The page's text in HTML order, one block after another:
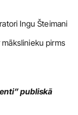
Ingu Šteimani
pirms
publiskā